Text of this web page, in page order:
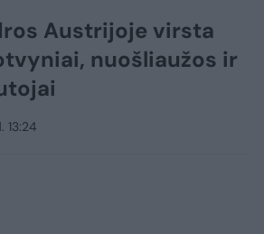
Austrijoje virsta
nuošliaužos ir
13:24